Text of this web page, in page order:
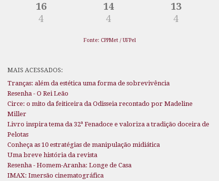
16
4
14
4
13
4
Fonte: CPPMet / UFPel
MAIS ACESSADOS:
Tranças: além da estética uma forma de sobrevivência
Resenha - O Rei Leão
Circe: o mito da feiticeira da Odisseia recontado por Madeline
Miller
Livro inspira tema da 32ª Fenadoce e valoriza a tradição doceira de
Pelotas
Conheça as 10 estratégias de manipulação midiática
Uma breve história da revista
Resenha - Homem-Aranha: Longe de Casa
IMAX: Imersão cinematográfica